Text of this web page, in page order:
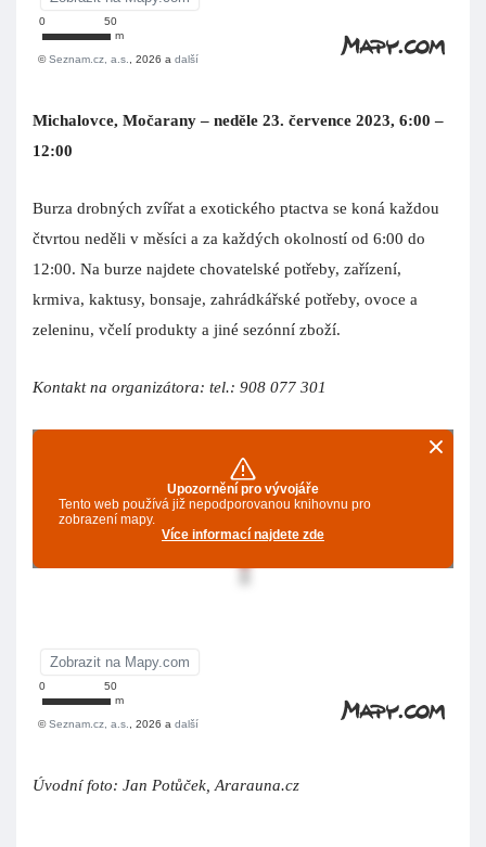
Michalovce, Močarany – neděle 23. července 2023, 6:00 –
12:00
Burza drobných zvířat a exotického ptactva se koná každou
čtvrtou neděli v měsíci a za každých okolností od 6:00 do
12:00. Na burze najdete chovatelské potřeby, zařízení,
krmiva, kaktusy, bonsaje, zahrádkářské potřeby, ovoce a
zeleninu, včelí produkty a jiné sezónní zboží.
Kontakt na organizátora: tel.: 908 077 301
Úvodní foto: Jan Potůček, Ararauna.cz